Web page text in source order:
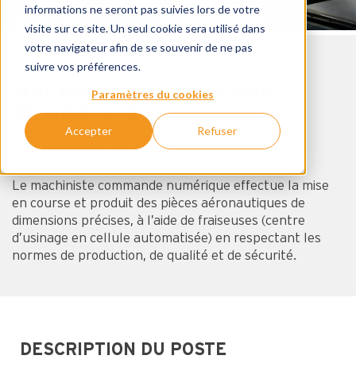
informations ne seront pas suivies lors de votre
visite sur ce site. Un seul cookie sera utilisé dans
votre navigateur afin de se souvenir de ne pas
suivre vos préférences.
Paramètres du cookies
Accepter Refuser
POSTE
MACHINISTE COMMANDE
NUMÉRIQUE
Boisbriand, Qc Temps plein 2026-01-19 00:00:00
Le machiniste commande numérique effectue la mise
en course et produit des pièces aéronautiques de
dimensions précises, à l’aide de fraiseuses (centre
d’usinage en cellule automatisée) en respectant les
normes de production, de qualité et de sécurité.
DESCRIPTION DU POSTE